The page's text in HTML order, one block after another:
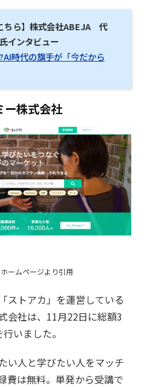
ちら】株式会社ABEJA 代
インタビュー
時代の旗手が「今だから
ー株式会社
ームページより引用
ストアカ」を運営している
会社は、11月22日に総額3
いました。
い人と学びたい人をマッチ
費は無料。単発から受講で